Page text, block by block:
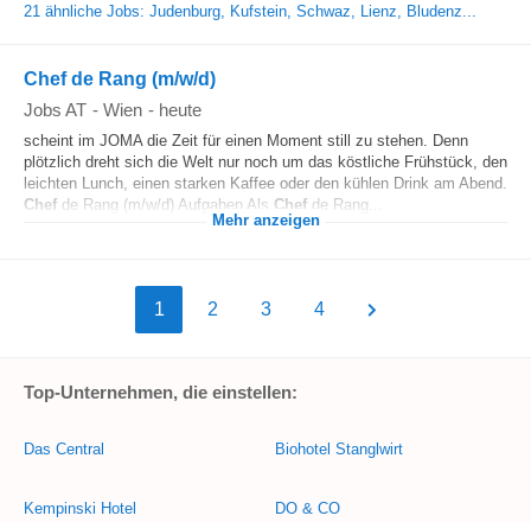
21 ähnliche Jobs: Judenburg, Kufstein, Schwaz, Lienz, Bludenz...
Chef de Rang (m/w/d)
Jobs AT - Wien - heute
scheint im JOMA die Zeit für einen Moment still zu stehen. Denn
plötzlich dreht sich die Welt nur noch um das köstliche Frühstück, den
leichten Lunch, einen starken Kaffee oder den kühlen Drink am Abend.
Chef de Rang (m/w/d) Aufgaben Als Chef de Rang...
Mehr anzeigen
1 2 3 4
Top-Unternehmen, die einstellen:
Das Central
Kempinski Hotel
Biohotel Stanglwirt
DO & CO